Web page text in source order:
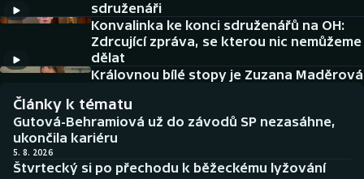
Americký fotbal
Baseball a softbal
Biatlon
Boby a skeleton
NEPŘEHLÉDNĚTE
Aplikace ČT sport
AZ kvíz
sdruženáři
Konvalinka ke konci sdruženářů na OH:
Zdrcující zpráva, se kterou nic nemůžeme
dělat
Královnou bílé stopy je Zuzana Maděrová
Články k tématu
Gutová-Behramiová už do závodů SP nezasáhne,
ukončila kariéru
5. 8. 2026
Štvrtecký si po přechodu k běžeckému lyžování